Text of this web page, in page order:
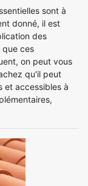
sont à
donné, il est
des
que ces
on peut vous
qu'il peut
et accessibles à